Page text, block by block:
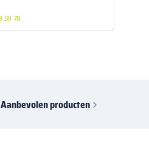
50 78
Aanbevolen producten